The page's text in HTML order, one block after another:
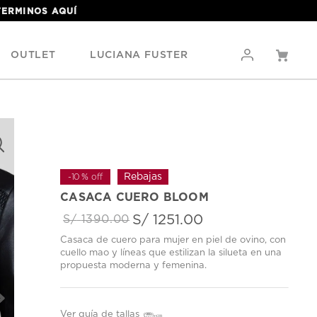
AQUÍ
OUTLET LUCIANA FUSTER
-10 % off
CASACA CUERO BLOOM
S/ 1390.00 S/ 1251 .00
Casaca de cuero para mujer en piel de ovino, con
cuello mao y líneas que estilizan la silueta en una
propuesta moderna y femenina.
Ver guía de tallas